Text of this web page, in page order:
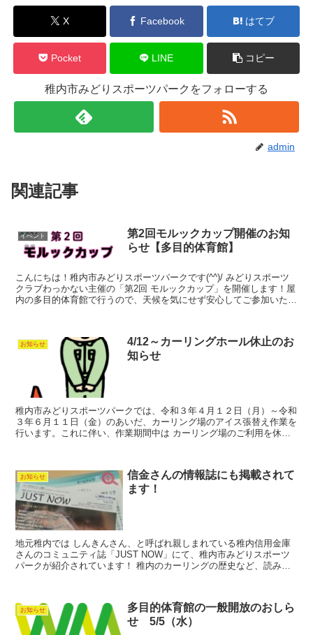
X Facebook はてブ
Pocket LINE コピー
稚内市みどりスポーツパークをフォローする
admin
関連記事
イベント
第2回モルックカップ開催のお知
らせ【多目的体育館】
こんにちは！稚内市みどりスポーツパークです(^^)/ みどりスポーツ
クラブわっかない主催の「第2回 モルックカップ」を開催します！屋
内の多目的体育館で行うので、天候を気にせず安心してご参加いただ
お知らせ
4/12～カーリングホール休止のお
知らせ
稚内市みどりスポーツパークでは、令和３年４月１２日（月）～令和
３年６月１１日（金）のあいだ、カーリング場のアイス張替え作業を
行います。これに伴い、作業期間中は カーリング場のご利用を休止
お知らせ
信金さんの情報誌にも掲載されて
ます！
地元稚内では しんきんさん、と呼ばれ親しまれている稚内信用金庫
さんのコミュニティ誌「JUST NOW」にて、稚内市みどりスポーツ
パークが紹介されています！ 稚内のカーリングの歴史など、読み応
お知らせ
多目的体育館の一般開放のおしら
せ 5/5（水）